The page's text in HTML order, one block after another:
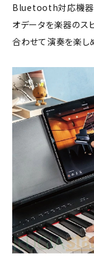
Bluetooth対応機器
オデータを楽器のス
合わせて演奏を楽し